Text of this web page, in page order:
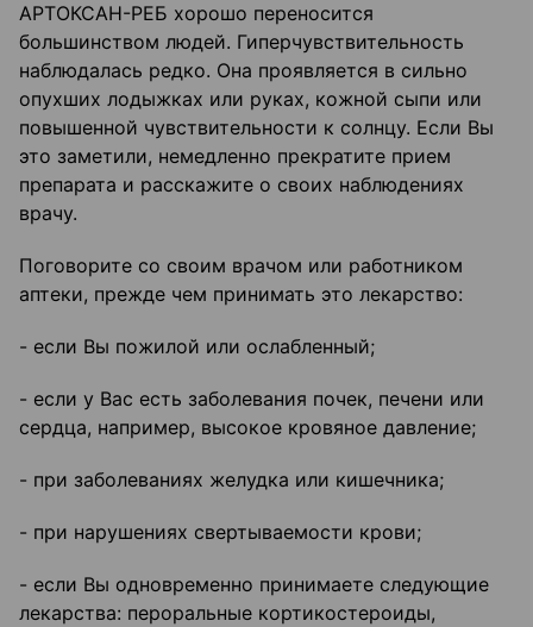
АРТОКСАН-РЕБ хорошо переносится
большинством людей. Гиперчувствительность
наблюдалась редко. Она проявляется в сильно
опухших лодыжках или руках, кожной сыпи или
повышенной чувствительности к солнцу. Если Вы
это заметили, немедленно прекратите прием
препарата и расскажите о своих наблюдениях
врачу.
Поговорите со своим врачом или работником
аптеки, прежде чем принимать это лекарство:
- если Вы пожилой или ослабленный;
- если у Вас есть заболевания почек, печени или
сердца, например, высокое кровяное давление;
- при заболеваниях желудка или кишечника;
- при нарушениях свертываемости крови;
- если Вы одновременно принимаете следующие
лекарства: пероральные кортикостероиды,